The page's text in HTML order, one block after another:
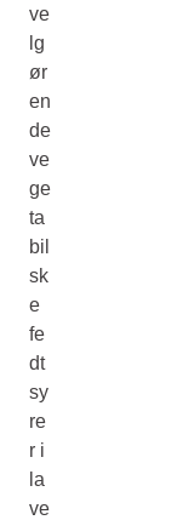
ve
lg
ør
en
de
ve
ge
ta
bil
sk
e
fe
dt
sy
re
r i
la
ve